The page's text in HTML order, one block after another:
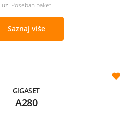
uz Poseban paket
Saznaj više
GIGASET
A280